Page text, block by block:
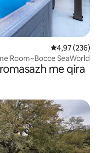
Vlerësimi
4,97 (236)
Room~Bocce SeaWorld
me qira